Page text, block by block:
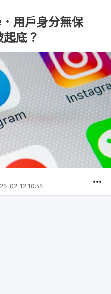
用戶身分無保
底？
02-12 10:55